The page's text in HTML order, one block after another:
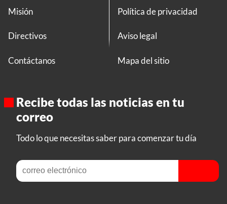
Misión
Directivos
Contáctanos
Política de privacidad
Aviso legal
Mapa del sitio
Recibe todas las noticias en tu
correo
Todo lo que necesitas saber para comenzar tu día